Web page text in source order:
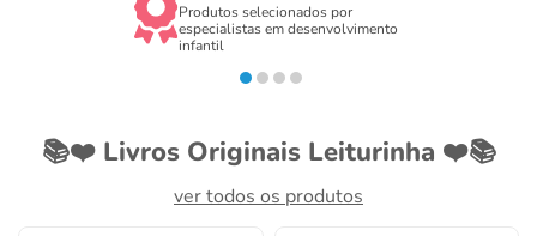
Produtos selecionados por
especialistas em desenvolvimento
infantil
📚❤️ Livros Originais Leiturinha ❤️📚
ver todos os produtos